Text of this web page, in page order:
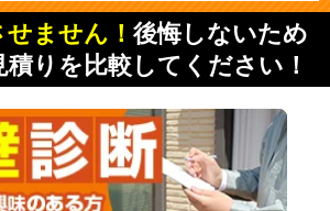
ません！ 後悔しないため
りを比較してください！